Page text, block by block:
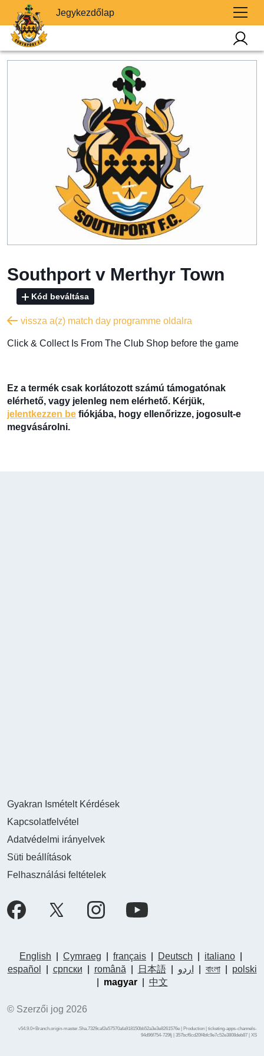
Jegykezdőlap
Southport v Merthyr Town
Kód beváltása
vissza a(z) match day programme oldalra
​Click & Collect Is From The Club Shop before the game
Ez a termék csak korlátozott számú támogatónak
elérhető, vagy jelenleg nem elérhető. Kérjük,
jelentkezzen be fiókjába, hogy ellenőrizze, jogosult-e
megvásárolni.
Gyakran Ismételt Kérdések
Kapcsolatfelvétel
Adatvédelmi irányelvek
Süti beállítások
Felhasználási feltételek
English Cymraeg français Deutsch italiano
español
српски română 日本語| اردو বাংলা|
polski
magyar| 中文
© Szerzői jog 2026
v54.9.0+Branch.origin-master.Sha.7329caf2e57570afa918150bb52a3e3e8261576e | Production | ticketing-apps-channels-
94d96f754-729fj | 357bcf6cd20f4bfc9e7c52e3808deb87 | XS